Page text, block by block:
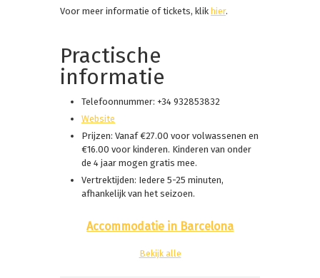
Voor meer informatie of tickets, klik hier.
Practische
informatie
Telefoonnummer: +34 932853832
Website
Prijzen: Vanaf €27.00 voor volwassenen en
€16.00 voor kinderen. Kinderen van onder
de 4 jaar mogen gratis mee.
Vertrektijden: Iedere 5-25 minuten,
afhankelijk van het seizoen.
Accommodatie in Barcelona
Bekijk alle